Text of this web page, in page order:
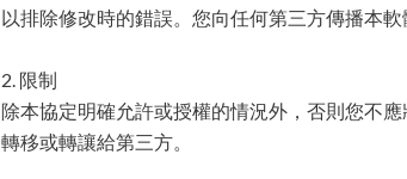
以排除修改時的錯誤。您向任何第三方傳播本軟
2. 限制
除本協定明確允許或授權的情況外，否則您不
轉移或轉讓給第三方。